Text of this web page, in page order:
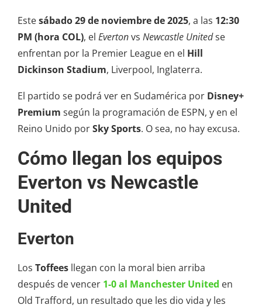
Estesábado 29 de noviembre de 2025, a las 12:30
PM (hora COL), el Evertonvs Newcastle Unitedse
enfrentan por la Premier League en el Hill
Dickinson Stadium, Liverpool, Inglaterra.
El partido se podrá ver en Sudamérica por Disney+
Premium según la programación de ESPN, y en el
Reino Unido porSky Sports. O sea, no hay excusa.
Cómo llegan los equipos
Everton vs Newcastle
United
Everton
Los Toffees llegan con la moral bien arriba
después de vencer 1-0 al Manchester United en
Old Trafford, un resultado que les dio vida y les